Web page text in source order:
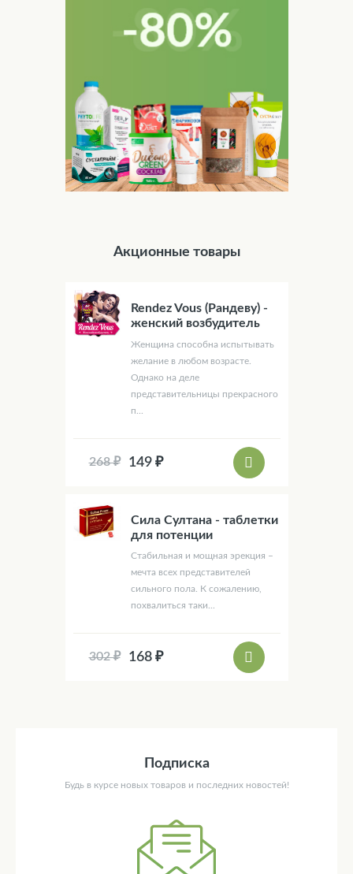
Акционные товары
Rendez Vous (Рандеву) -
женский возбудитель
Женщина способна испытывать
желание в любом возрасте.
Однако на деле
представительницы прекрасного
п...
268 ₽ 149 ₽
Сила Султана - таблетки
для потенции
Стабильная и мощная эрекция –
мечта всех представителей
сильного пола. К сожалению,
похвалиться таки...
302 ₽ 168 ₽
Подписка
Будь в курсе новых товаров и последних новостей!